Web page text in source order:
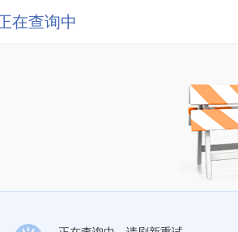
在查询中